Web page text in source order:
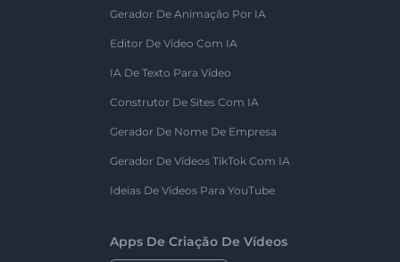
Gerador De Animação Por IA
Editor De Vídeo Com IA
IA De Texto Para Vídeo
Construtor De Sites Com IA
Gerador De Nome De Empresa
Gerador De Vídeos TikTok Com IA
Ideias De Vídeos Para YouTube
Apps De Criação De Vídeos